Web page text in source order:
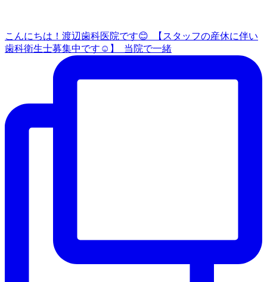
こんにちは！渡辺歯科医院です😊 ⁡ 【スタッフの産休に伴い
歯科衛生士募集中です☺️】 ⁡ 当院で一緒